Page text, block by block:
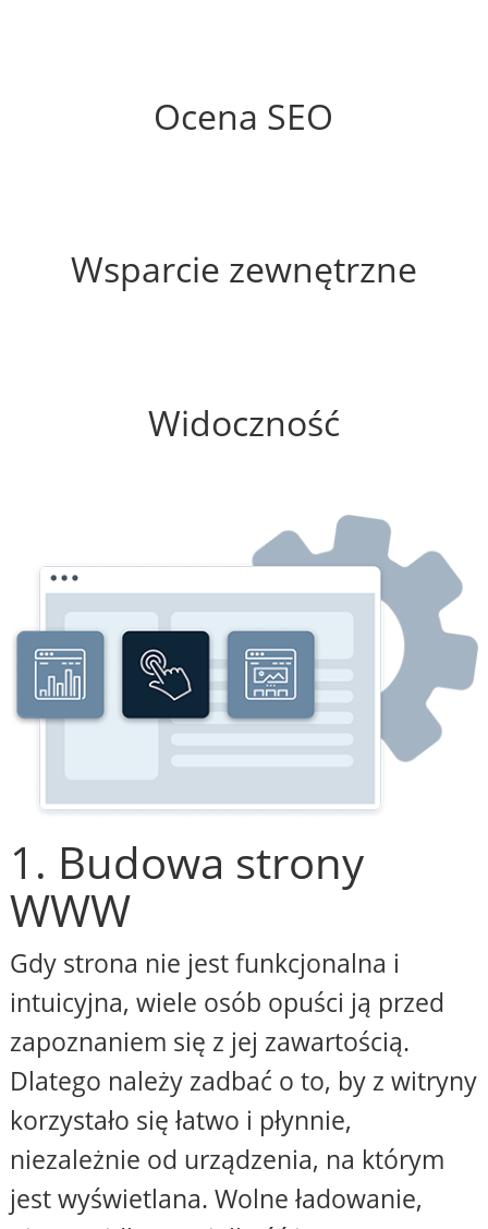
Ocena SEO
Wsparcie zewnętrzne
Widoczność
1. Budowa strony
WWW
Gdy strona nie jest funkcjonalna i
intuicyjna, wiele osób opuści ją przed
zapoznaniem się z jej zawartością.
Dlatego należy zadbać o to, by z witryny
korzystało się łatwo i płynnie,
niezależnie od urządzenia, na którym
jest wyświetlana. Wolne ładowanie,